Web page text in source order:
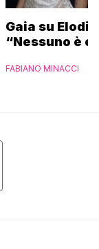
Gaia su
“Nessuno è
FABIANO MINACCI